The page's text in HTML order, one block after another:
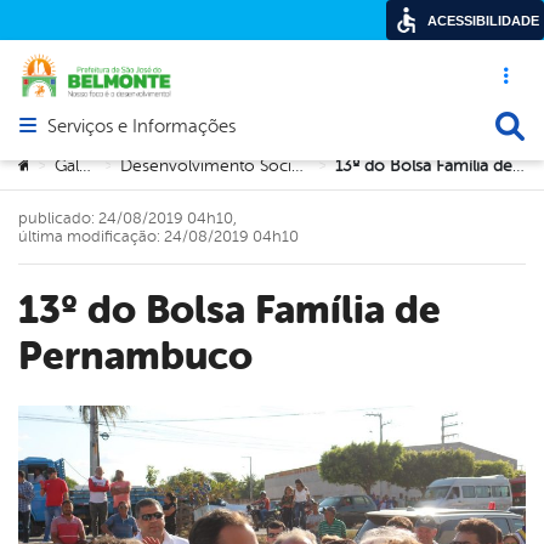
Acesso
Abrir menu principal de navegação
Serviços e Informações
Você está aqui:
> Galerias > Desenvolvimento Social e Cidadania > 13º do Bolsa Família de Pernambuco
13º do Bolsa Família de
Pernambuco
publicado: 24/08/2019 04h10,
última modificação: 24/08/2019 04h10
ACESSIBILIDADE